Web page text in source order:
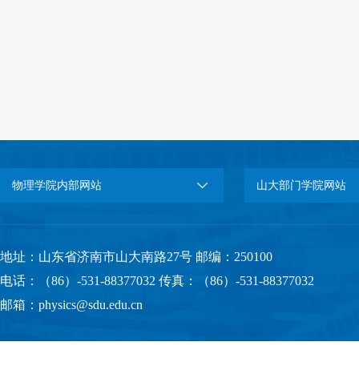
物理学院内部网站 山大部门学院网站
地址：山东省济南市山大南路27号 邮编：250100
电话：（86）-531-88377032 传真：（86）-531-88377032
邮箱：physics@sdu.edu.cn